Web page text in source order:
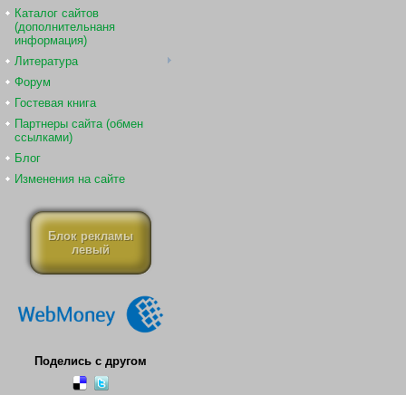
Каталог сайтов
(дополнительнаня
информация)
Литература
Форум
Гостевая книга
Партнеры сайта (обмен
ссылками)
Блог
Изменения на сайте
Блок рекламы
левый
Поделись с другом